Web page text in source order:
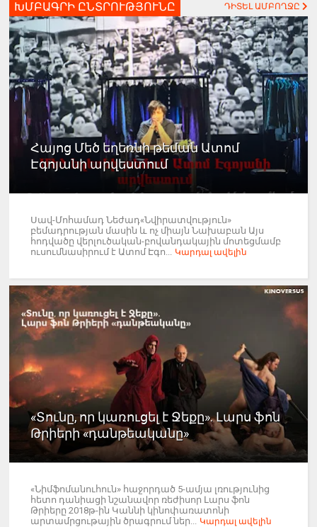
ԽՄԲԱԳՐԻ ԸՆՏՐՈՒԹՅՈՒՆԸ ԴԻՏԵԼ ԱՄԲՈՂՋԸ
Հայոց Մեծ եղեռնի թեման Ատոմ
Էգոյանի արվեստում
Սավ-Մոհամադ Նեժադ«Նվիրատվություն»
բեմադրության մասին և ոչ միայն Նախաբան Այս
հոդվածը վերլուծական-բովանդակային մոտեցմամբ
ուսումնասիրում է Ատոմ Էգո... Կարդալ ավելին
«Տունը, որ կառուցել է Ջեքը». Լարս ֆոն
Թրիերի «դանթեականը»
«Նիմֆոմանուհուն» հաջորդած 5-ամյա լռությունից
հետո դանիացի նշանավոր ռեժիսոր Լարս ֆոն
Թրիերը 2018թ-ին Կաննի կինոփառատոնի
արտամրցութային ծրագրում ներ... Կարդալ ավելին